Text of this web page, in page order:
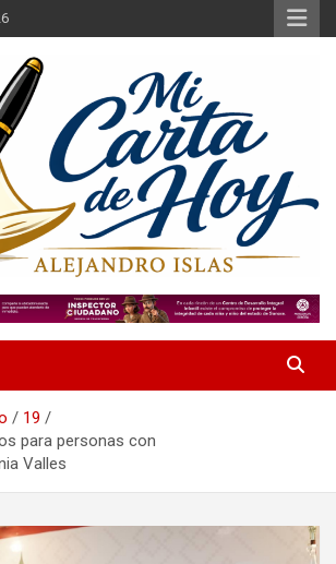
Hoy
19
para personas con
Valles